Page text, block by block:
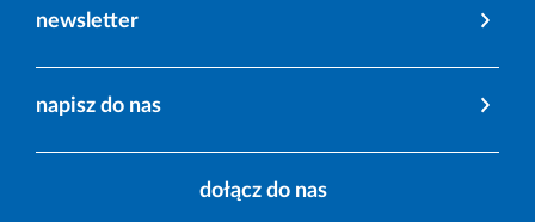
newsletter
napisz do nas
dołącz do nas